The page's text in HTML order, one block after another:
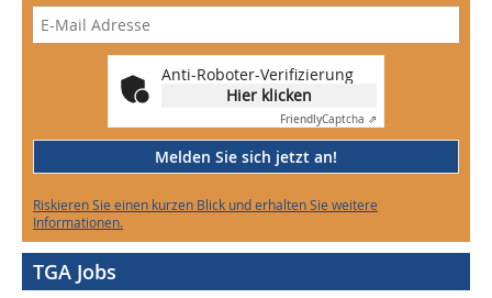
Anti-Roboter-Verifizierung
Hier klicken
FriendlyCaptcha ⇗
Melden Sie sich jetzt an!
Riskieren Sie einen kurzen Blick und erhalten Sie weitere
Informationen.
TGA Jobs